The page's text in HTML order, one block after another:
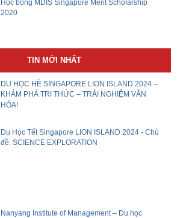
Học bổng MDIS Singapore Merit Scholarship
2020
TIN MỚI NHẤT
DU HỌC HÈ SINGAPORE LION ISLAND 2024 –
KHÁM PHÁ TRI THỨC – TRẢI NGHIỆM VĂN
HÓA!
Du Học Tết Singapore LION ISLAND 2024 - Chủ
đề: SCIENCE EXPLORATION
​Nanyang Institute of Management – Du học